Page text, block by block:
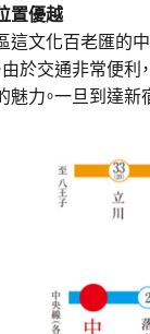
置優越
這文化百老匯的
由於交通非常便利
魅力。一旦到達新